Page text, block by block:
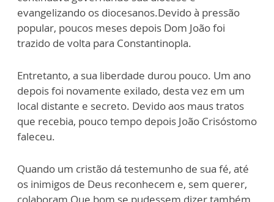
evangelizando os diocesanos.Devido à pressão
popular, poucos meses depois Dom João foi
trazido de volta para Constantinopla.
Entretanto, a sua liberdade durou pouco. Um ano
depois foi novamente exilado, desta vez em um
local distante e secreto. Devido aos maus tratos
que recebia, pouco tempo depois João Crisóstomo
faleceu.
Quando um cristão dá testemunho de sua fé, até
os inimigos de Deus reconhecem e, sem querer,
colaboram.Que bom se pudessem dizer também